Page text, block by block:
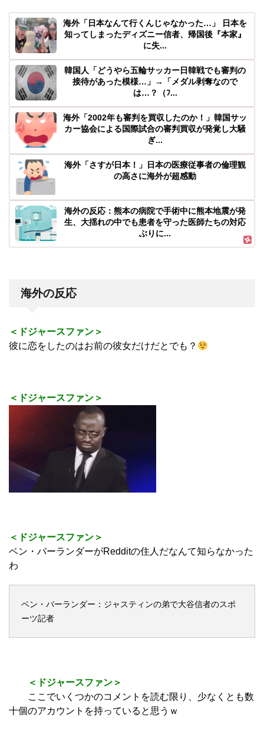
海外「日本なんて行くんじゃなかった…」 日本を
知ってしまったディズニー信者、帰国後『本家』
に失...
韓国人「どうやら五輪サッカー日韓戦でも審判の
接待があった模様…」→「メダル剥奪なので
は…？（ﾌ...
海外「2002年も審判を買収したのか！」韓国サッ
カー協会による国際試合の審判買収が発覚し大騒
ぎ...
海外「さすが日本！」日本の医療従事者の倫理観
の高さに海外が超感動
海外の反応：熊本の病院で手術中に熊本地震が発
生、大揺れの中でも患者を守った医師たちの対応
ぶりに...
海外の反応
＜ドジャースファン＞
彼に恋をしたのはお前の彼女だけだとでも？
＜ドジャースファン＞
＜ドジャースファン＞
ベン・バーランダーがRedditの住人だなんて知らなかった
わ
ベン・バーランダー：ジャスティンの弟で大谷信者のスポ
ーツ記者
＜ドジャースファン＞
ここでいくつかのコメントを読む限り、少なくとも数
十個のアカウントを持っていると思うｗ